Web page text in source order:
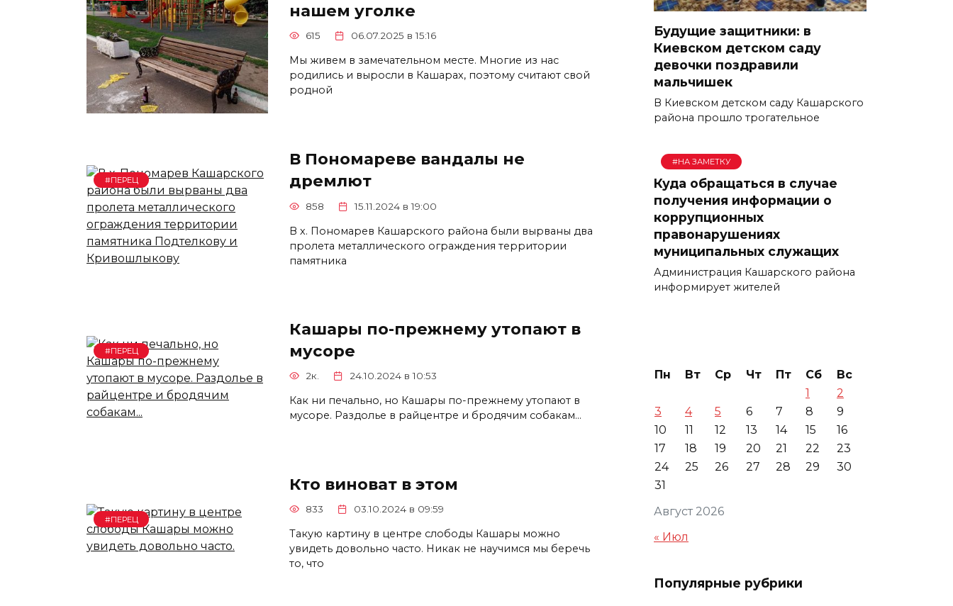
нашем уголке
615 06.07.2025 в 15:16
Мы живем в замечательном месте. Многие из нас
родились и выросли в Кашарах, поэтому считают свой
родной
#ПЕРЕЦ
В Пономареве вандалы не
дремлют
858 15.11.2024 в 19:00
В х. Пономарев Кашарского района были вырваны два
пролета металлического ограждения территории
памятника
#ПЕРЕЦ
Кашары по-прежнему утопают в
мусоре
2к. 24.10.2024 в 10:53
Как ни печально, но Кашары по-прежнему утопают в
мусоре. Раздолье в райцентре и бродячим собакам…
#ПЕРЕЦ
Кто виноват в этом
833 03.10.2024 в 09:59
Такую картину в центре слободы Кашары можно
увидеть довольно часто. Никак не научимся мы беречь
то, что
Будущие защитники: в
Киевском детском саду
девочки поздравили
мальчишек
В Киевском детском саду Кашарского
района прошло трогательное
#НА ЗАМЕТКУ
Куда обращаться в случае
получения информации о
коррупционных
правонарушениях
муниципальных служащих
Администрация Кашарского района
информирует жителей
Август 2026
Пн Вт Ср Чт Пт Сб
Вс
1
2
3
4 5 6 7 8
9
10
11 12 13 14 15
16
17
18 19 20 21 22
23
24
25 26 27 28 29
30
31
« Июл
Популярные рубрики